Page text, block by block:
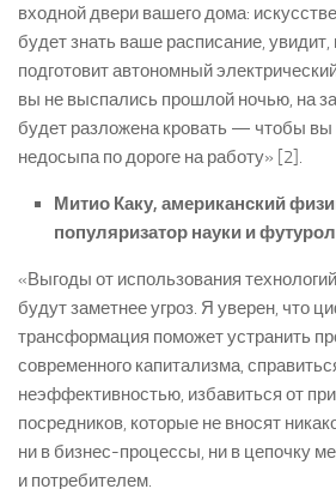
входной двери вашего дома:
будет знать ваше расписание, увидит,
подготовит автономный
вы не выспались прошлой ночью, на
будет разложена кровать — чтобы вы
недосыпа по дороге на работу» [2].
Митио Каку, американский
популяризатор науки и
«Выгоды от использования
будут заметнее угроз. Я уверен, что
трансформация поможет устранить
современного капитализма,
неэффективностью, избавиться от
посредников, которые не вносят
ни в бизнес-процессы, ни в цепочку
и потребителем.